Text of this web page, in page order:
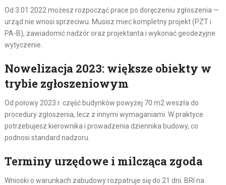
Od 3.01.2022 możesz rozpocząć prace po doręczeniu zgłoszenia —
urząd nie wnosi sprzeciwu. Musisz mieć kompletny projekt (PZT i
PA-B), zawiadomić nadzór oraz projektanta i wykonać geodezyjne
wytyczenie.
Nowelizacja 2023: większe obiekty w
trybie zgłoszeniowym
Od połowy 2023 r. część budynków powyżej 70 m2 weszła do
procedury zgłoszenia, lecz z innymi wymaganiami. W praktyce
potrzebujesz kierownika i prowadzenia dziennika budowy, co
podnosi standard nadzoru.
Terminy urzędowe i milcząca zgoda
Wnioski o warunkach zabudowy rozpatruje się do 21 dni. BRI na